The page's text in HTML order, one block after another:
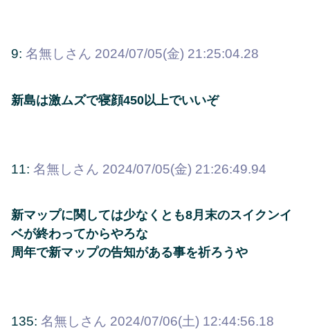
9: 名無しさん 2024/07/05(金) 21:25:04.28
新島は激ムズで寝顔450以上でいいぞ
11: 名無しさん 2024/07/05(金) 21:26:49.94
新マップに関しては少なくとも8月末のスイクンイ
ベが終わってからやろな
周年で新マップの告知がある事を祈ろうや
135: 名無しさん 2024/07/06(土) 12:44:56.18